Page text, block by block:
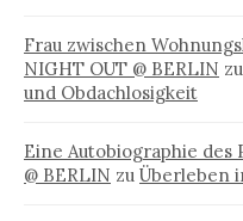
Frau zwischen
NIGHT OUT @ BERLIN zu
und Obdachlosigkeit
Eine Autobiographie des
@ BERLIN zu Überleben